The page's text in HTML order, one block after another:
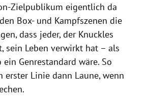
Zielpublikum eigentlich da
Box- und Kampfszenen die
dass jeder, der Knuckles
sein Leben verwirkt hat – als
Genrestandard wäre. So
erster Linie dann Laune, wenn